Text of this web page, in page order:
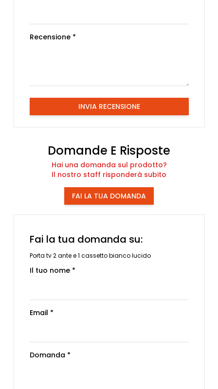
Recensione *
INVIA RECENSIONE
Domande E Risposte
Hai una domanda sul prodotto?
Il nostro staff risponderà subito
FAI LA TUA DOMANDA
Fai la tua domanda su:
Porta tv 2 ante e 1 cassetto bianco lucido
Il tuo nome *
Email *
Domanda *